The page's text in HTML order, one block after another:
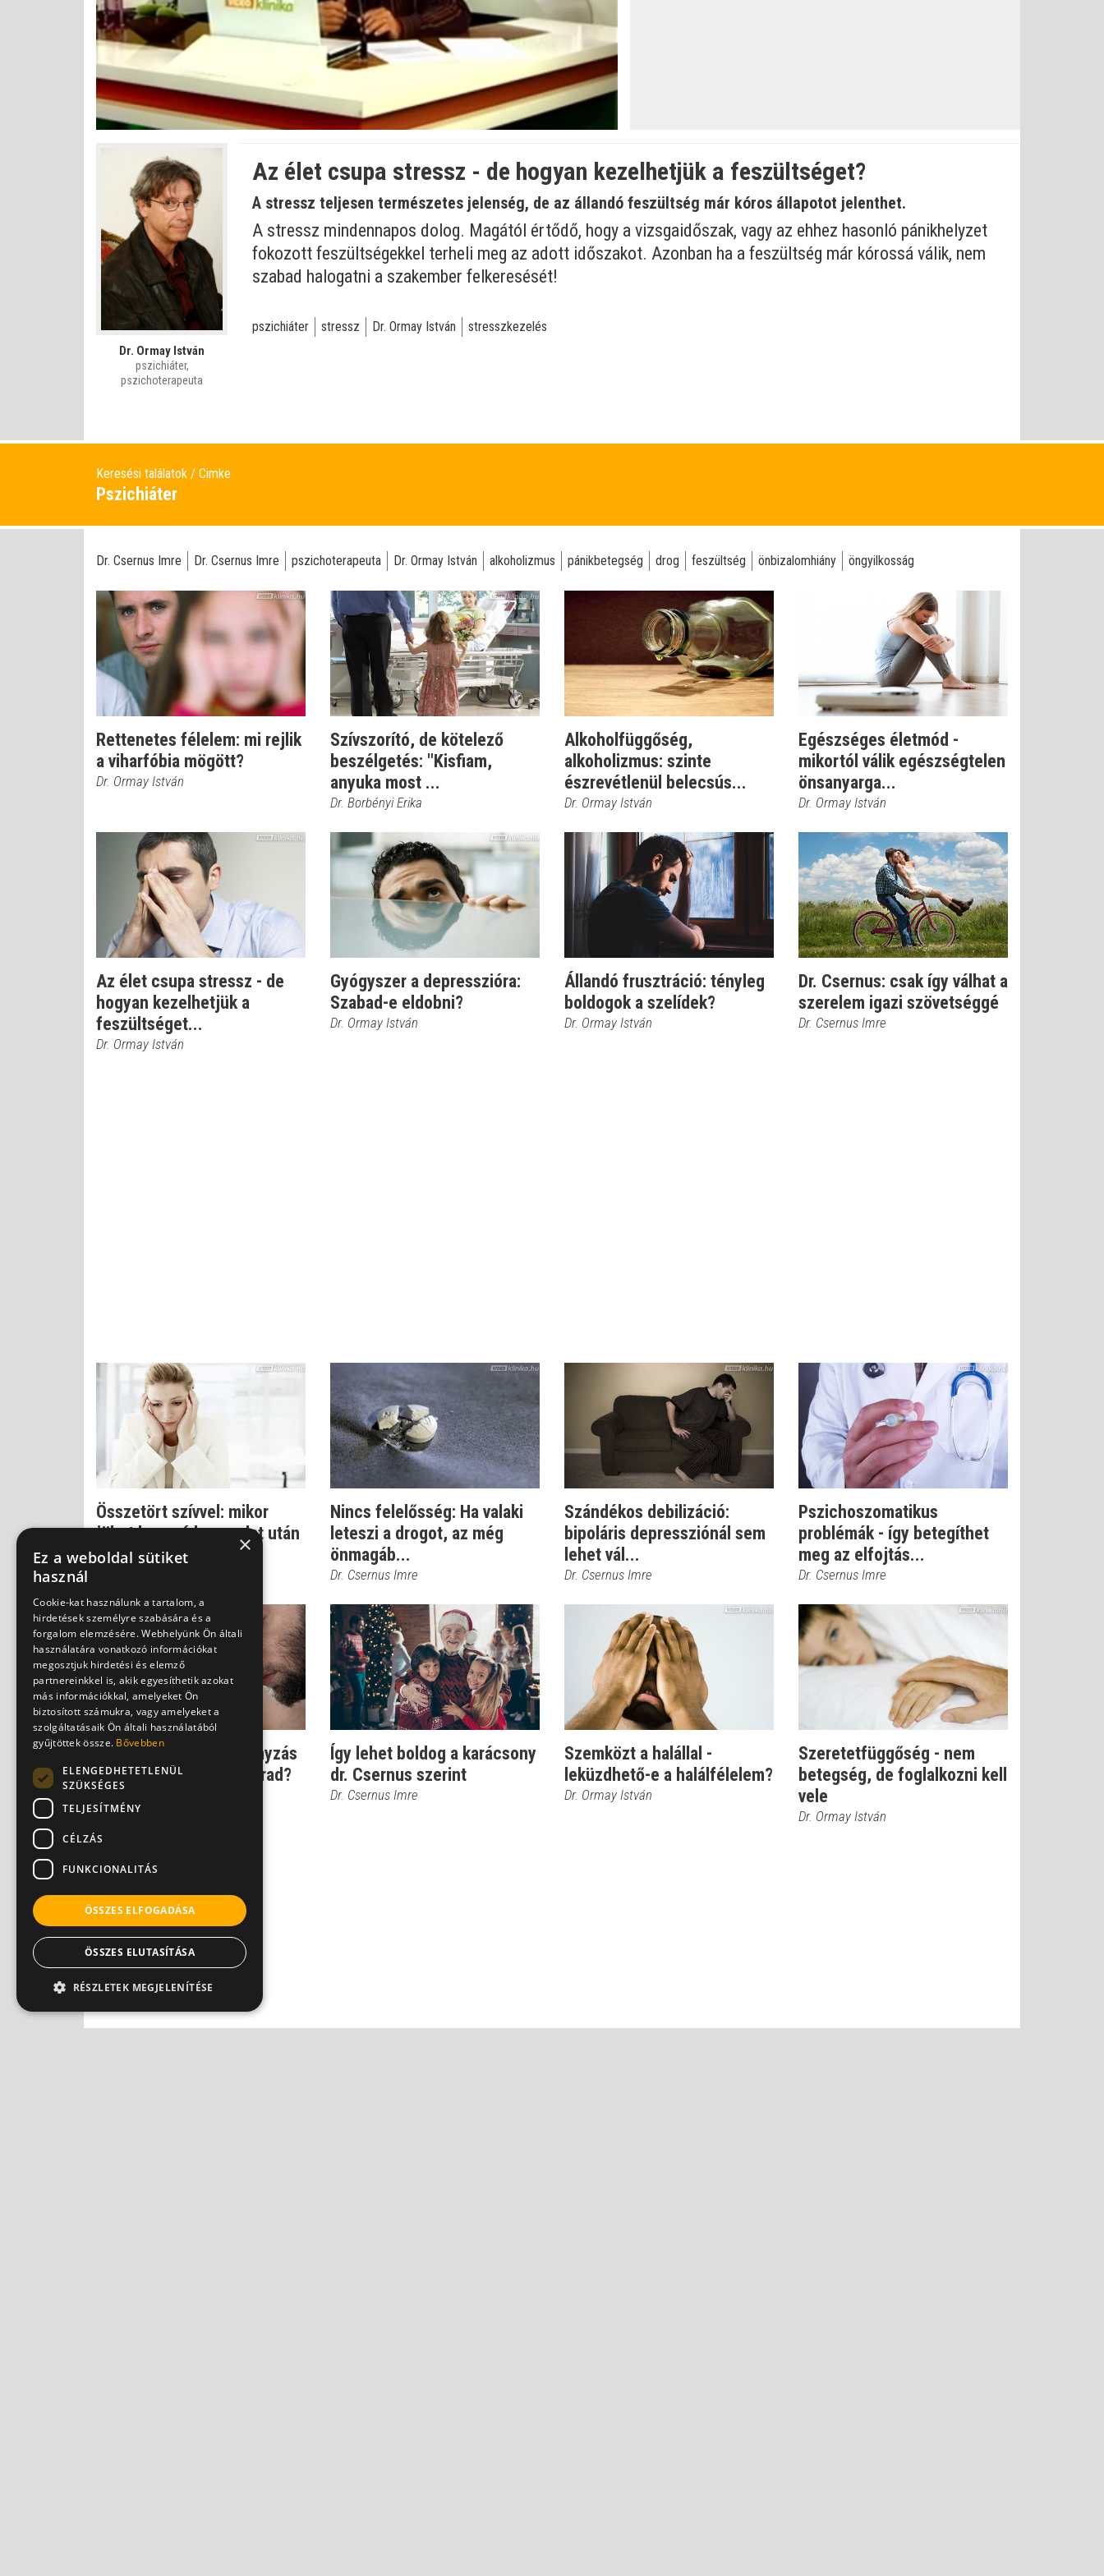
kikapcsolva
0%
Állapot:
0%
Dr. Ormay István
pszichiáter,
pszichoterapeuta
Az élet csupa stressz - de hogyan kezelhetjük a feszültséget?
A stressz teljesen természetes jelenség, de az állandó feszültség már kóros állapotot jelenthet.
A stressz mindennapos dolog. Magától értődő, hogy a vizsgaidőszak, vagy az ehhez hasonló pánikhelyzet
fokozott feszültségekkel terheli meg az adott időszakot. Azonban ha a feszültség már kórossá válik, nem
szabad halogatni a szakember felkeresését!
pszichiáter stressz Dr. Ormay István stresszkezelés
Keresési találatok Cimke
Pszichiáter
Dr. Csernus Imre Dr. Csernus Imre pszichoterapeuta Dr. Ormay István alkoholizmus pánikbetegség drog feszültség önbizalomhiány öngyilkosság
Rettenetes félelem: mi rejlik
a viharfóbia mögött?
Dr. Ormay István
Szívszorító, de kötelező
beszélgetés: "Kisfiam,
anyuka most ...
Dr. Borbényi Erika
Alkoholfüggőség,
alkoholizmus: szinte
észrevétlenül belecsús...
Dr. Ormay István
Egészséges életmód -
mikortól válik egészségtelen
önsanyarga...
Dr. Ormay István
Az élet csupa stressz - de
hogyan kezelhetjük a
feszültséget...
Dr. Ormay István
Gyógyszer a depresszióra:
Szabad-e eldobni?
Dr. Ormay István
Állandó frusztráció: tényleg
boldogok a szelídek?
Dr. Ormay István
Dr. Csernus: csak így válhat a
szerelem igazi szövetséggé
Dr. Csernus Imre
Összetört szívvel: mikor
jöhet hosszú kapcsolat után
új szer...
Nincs felelősség: Ha valaki
leteszi a drogot, az még
önmagáb...
Dr. Csernus Imre
Szándékos debilizáció:
bipoláris depressziónál sem
lehet vál...
Dr. Csernus Imre
Pszichoszomatikus
problémák - így betegíthet
meg az elfojtás...
Dr. Csernus Imre
Leszokás után: a dohányzás
megy, a depresszió marad?
Így lehet boldog a karácsony
dr. Csernus szerint
Dr. Csernus Imre
Szemközt a halállal -
leküzdhető-e a halálfélelem?
Dr. Ormay István
Szeretetfüggőség - nem
betegség, de foglalkozni kell
vele
Dr. Ormay István
×
Ez a weboldal sütiket
használ
Cookie-kat használunk a tartalom, a
hirdetések személyre szabására és a
forgalom elemzésére. Webhelyünk Ön általi
használatára vonatkozó információkat
megosztjuk hirdetési és elemző
partnereinkkel is, akik egyesíthetik azokat
más információkkal, amelyeket Ön
biztosított számukra, vagy amelyeket a
szolgáltatásaik Ön általi használatából
gyűjtöttek össze. Bővebben
ELENGEDHETETLENÜL
SZÜKSÉGES
TELJESÍTMÉNY
CÉLZÁS
FUNKCIONALITÁS
ÖSSZES ELFOGADÁSA
ÖSSZES ELUTASÍTÁSA
RÉSZLETEK MEGJELENÍTÉSE